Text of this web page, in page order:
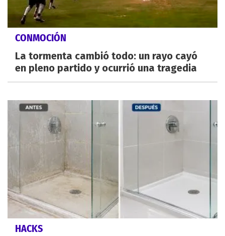
CONMOCIÓN
La tormenta cambió todo: un rayo cayó
en pleno partido y ocurrió una tragedia
HACKS